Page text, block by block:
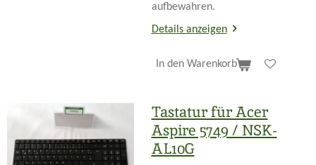
aufbewahren.
Details anzeigen
In den Warenkorb
Tastatur für Acer
Aspire 5749 / NSK-
AL10G